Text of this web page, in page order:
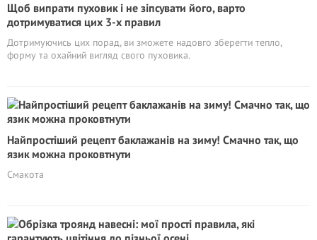
Щоб випрати пуховик і не зіпсувати його, варто
дотримуватися цих 3-х правил
Дотримуючись цих порад, ви зможете надовго зберегти тепло,
форму та охайний вигляд свого пуховика.
Найпростіший рецепт баклажанів на зиму! Смачно так, що
язик можна проковтнути
Смакота